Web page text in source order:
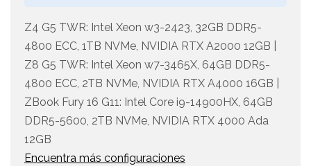
Z4 G5 TWR: Intel Xeon w3-2423, 32GB DDR5-
4800 ECC, 1TB NVMe, NVIDIA RTX A2000 12GB |
Z8 G5 TWR: Intel Xeon w7-3465X, 64GB DDR5-
4800 ECC, 2TB NVMe, NVIDIA RTX A4000 16GB |
ZBook Fury 16 G11: Intel Core i9-14900HX, 64GB
DDR5-5600, 2TB NVMe, NVIDIA RTX 4000 Ada
12GB
Encuentra más configuraciones